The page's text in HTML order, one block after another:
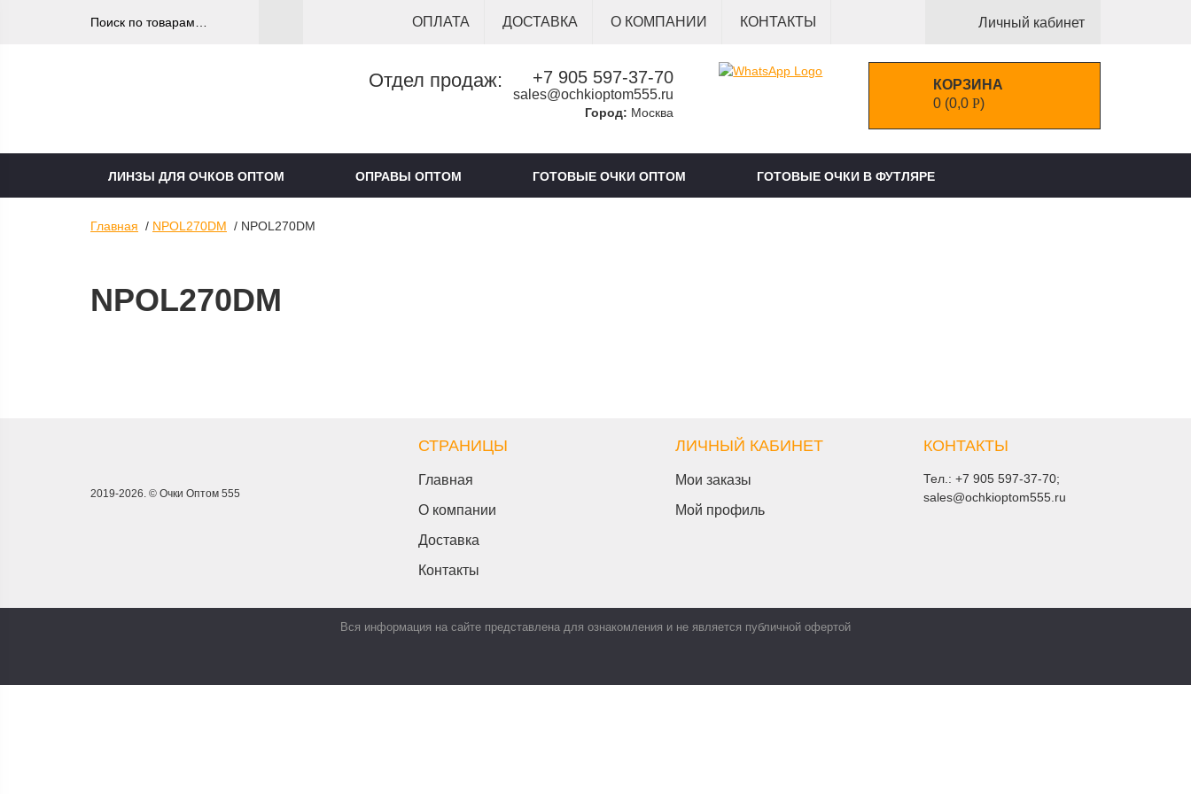
ОПЛАТА ДОСТАВКА О КОМПАНИИ КОНТАКТЫ Личный кабинет
Отдел продаж: +7 905 597-37-70
sales@ochkioptom555.ru
Город: Москва
КОРЗИНА
0(0,0 Р)
ЛИНЗЫ ДЛЯ ОЧКОВ ОПТОМ ОПРАВЫ ОПТОМ ГОТОВЫЕ ОЧКИ ОПТОМ ГОТОВЫЕ ОЧКИ В ФУТЛЯРЕ
Главная / NPOL270DM / NPOL270DM
NPOL270DM
2019-2026. © Очки Оптом 555
СТРАНИЦЫ
Главная
О компании
Доставка
Контакты
ЛИЧНЫЙ КАБИНЕТ
Мои заказы
Мой профиль
КОНТАКТЫ
Тел.: +7 905 597-37-70;
sales@ochkioptom555.ru
Вся информация на сайте представлена для ознакомления и не является публичной офертой